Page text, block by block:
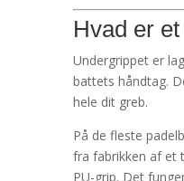
Hvad er
Undergrippet er
battets håndtag.
hele dit greb.
På de fleste
fra fabrikken af et
PU-grip. Det